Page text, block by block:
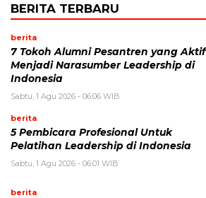
BERITA TERBARU
berita
7 Tokoh Alumni Pesantren yang Aktif
Menjadi Narasumber Leadership di
Indonesia
Sabtu, 1 Agu 2026 - 06:06 WIB
berita
5 Pembicara Profesional Untuk
Pelatihan Leadership di Indonesia
Sabtu, 1 Agu 2026 - 06:01 WIB
berita